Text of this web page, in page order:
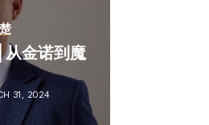
华人农场
亚维珍绿
品牌创始
邓鹏
3, 2024
金诺到魔
31, 2024
朝那么受
走进澳洲
究竟
30, 2024